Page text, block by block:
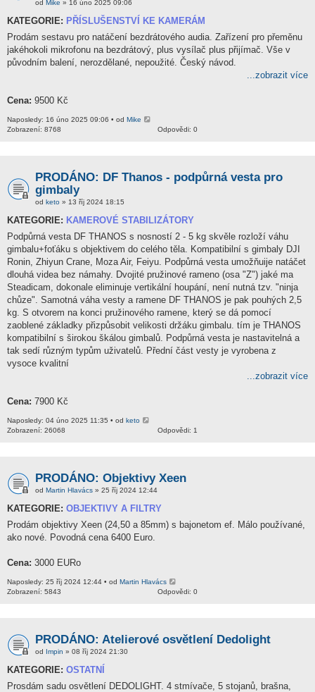
od Mike » 16 úno 2025 09:06
KATEGORIE: PŘÍSLUŠENSTVÍ KE KAMERÁM
Prodám sestavu pro natáčení bezdrátového audia. Zařízení pro přeměnu
jakéhokoli mikrofonu na bezdrátový, plus vysílač plus přijímač. Vše v
původním balení, nerozdělané, nepoužité. Český návod.
...zobrazit více
Cena: 9500 Kč
Naposledy: 16 úno 2025 09:06 • od Mike
Odpovědi: 0
Zobrazení: 8768
PRODÁNO: DF Thanos - podpůrná vesta pro
gimbaly
od keto » 13 říj 2024 18:15
KATEGORIE: KAMEROVÉ STABILIZÁTORY
Podpůrná vesta DF THANOS s nosností 2 - 5 kg skvěle rozloží váhu
gimbalu+foťáku s objektivem do celého těla. Kompatibilní s gimbaly DJI
Ronin, Zhiyun Crane, Moza Air, Feiyu. Podpůrná vesta umožňuije natáčet
dlouhá videa bez námahy. Dvojité pružinové rameno (osa "Z") jaké ma
Steadicam, dokonale eliminuje vertikální houpání, není nutná tzv. "ninja
chůze". Samotná váha vesty a ramene DF THANOS je pak pouhých 2,5
kg. S otvorem na konci pružinového ramene, který se dá pomocí
zaoblené základky přizpůsobit velikosti držáku gimbalu. tím je THANOS
kompatibilní s širokou škálou gimbalů. Podpůrná vesta je nastavitelná a
tak sedí různým typům uživatelů. Přední část vesty je vyrobena z
vysoce kvalitní
...zobrazit více
Cena: 7900 Kč
Naposledy: 04 úno 2025 11:35 • od keto
Odpovědi: 1
Zobrazení: 26068
PRODÁNO: Objektivy Xeen
od Martin Hlavács » 25 říj 2024 12:44
KATEGORIE: OBJEKTIVY A FILTRY
Prodám objektivy Xeen (24,50 a 85mm) s bajonetom ef. Málo používané,
ako nové. Povodná cena 6400 Euro.
Cena: 3000 EURo
Naposledy: 25 říj 2024 12:44 • od Martin Hlavács
Odpovědi: 0
Zobrazení: 5843
PRODÁNO: Atelierové osvětlení Dedolight
od Impin » 08 říj 2024 21:30
KATEGORIE: OSTATNÍ
Prosdám sadu osvětlení DEDOLIGHT. 4 stmívače, 5 stojanů, brašna,